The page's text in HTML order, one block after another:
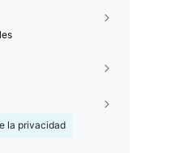
la privacidad